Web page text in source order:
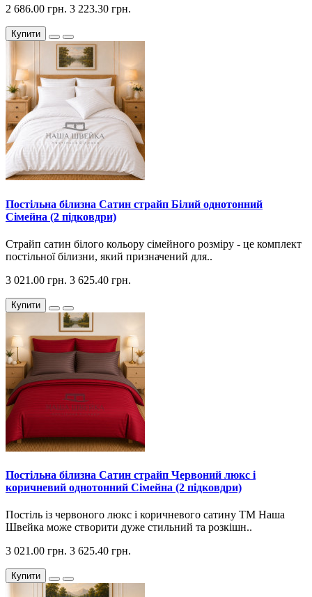
2 686.00 грн. 3 223.30 грн.
Купити
Постільна білизна Сатин страйп Білий однотонний
Сімейна (2 підковдри)
Страйп сатин білого кольору сімейного розміру - це комплект
постільної білизни, який призначений для..
3 021.00 грн. 3 625.40 грн.
Купити
Постільна білизна Сатин страйп Червоний люкс і
коричневий однотонний Сімейна (2 підковдри)
Постіль із червоного люкс і коричневого сатину ТМ Наша
Швейка може створити дуже стильний та розкішн..
3 021.00 грн. 3 625.40 грн.
Купити